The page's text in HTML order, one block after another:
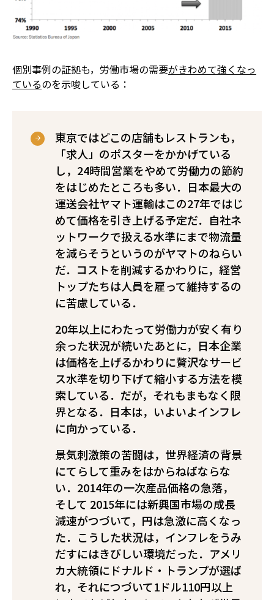
個別事例の証拠も，労働市場の需要がきわめて強くなっ
ているのを示唆している：
東京ではどこの店舗もレストランも，
「求人」のポスターをかかげている
し，24時間営業をやめて労働力の節約
をはじめたところも多い．日本最大の
運送会社ヤマト運輸はこの27年ではじ
めて価格を引き上げる予定だ．自社ネ
ットワークで扱える水準にまで物流量
を減らそうというのがヤマトのねらい
だ．コストを削減するかわりに，経営
トップたちは人員を雇って維持するの
に苦慮している．
20年以上にわたって労働力が安く有り
余った状況が続いたあとに，日本企業
は価格を上げるかわりに贅沢なサービ
ス水準を切り下げて縮小する方法を模
索している．だが，それもまもなく限
界となる．日本は，いよいよインフレ
に向かっている．
景気刺激策の苦闘は，世界経済の背景
にてらして重みをはからねばならな
い．2014年の一次産品価格の急落，
そして 2015年には新興国市場の成長
減速がつづいて，円は急激に高くなっ
た．こうした状況は，インフレをうみ
だすにはきびしい環境だった．アメリ
カ大統領にドナルド・トランプが選ば
れ，それにつづいて1ドル110円以上